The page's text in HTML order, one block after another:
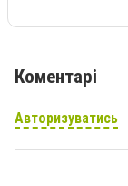
Коментарі
Авторизуватись